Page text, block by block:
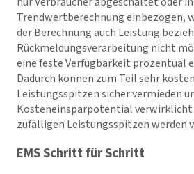
Trendwertberechnung einbezogen,
der Berechnung auch Leistung
Rückmeldungsverarbeitung nicht
eine feste Verfügbarkeit prozentual
Dadurch können zum Teil sehr
Leistungsspitzen sicher vermieden
Kosteneinsparpotential verwirklicht
zufälligen Leistungsspitzen werden
EMS Schritt für Schritt